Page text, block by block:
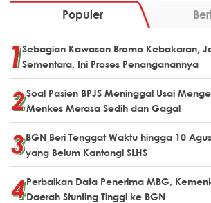
Populer
Sebagian Kawasan Bromo Kebakaran,
Sementara, Ini Proses Penanganannya
Soal Pasien BPJS Meninggal Usai
Menkes Merasa Sedih dan Gagal
BGN Beri Tenggat Waktu hingga 10
yang Belum Kantongi SLHS
Perbaikan Data Penerima MBG,
Daerah Stunting Tinggi ke BGN